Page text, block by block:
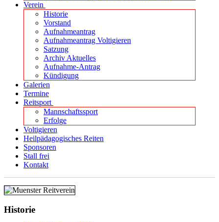
Verein
Historie
Vorstand
Aufnahmeantrag
Aufnahmeantrag Voltigieren
Satzung
Archiv Aktuelles
Aufnahme-Antrag
Kündigung
Galerien
Termine
Reitsport
Mannschaftssport
Erfolge
Voltigieren
Heilpädagogisches Reiten
Sponsoren
Stall frei
Kontakt
Historie